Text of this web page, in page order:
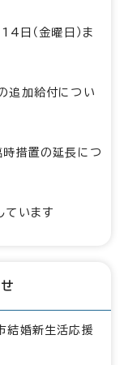
日（金曜日）ま
追加給付につい
時措置の延長につ
ています
結婚新生活応援